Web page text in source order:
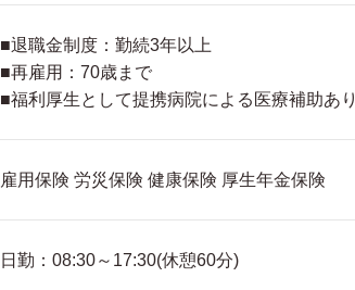
■退職金制度：勤続3年以上
■再雇用：70歳まで
■福利厚生として提携病院による医療補助あり
雇用保険 労災保険 健康保険 厚生年金保険
日勤：08:30～17:30(休憩60分)